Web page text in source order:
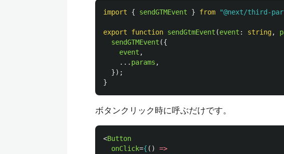
import { sendGTMEvent } from "@next/third-
export function sendGtmEvent (event : string,
sendGTMEvent ({
event ,
... params ,
});
}
ボタンクリック時に呼ぶだけです。
<Button
onClick={ ()
=>